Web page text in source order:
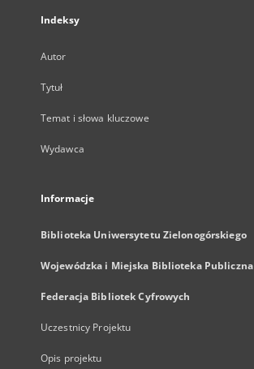
Indeksy
Autor
Tytuł
Temat i słowa kluczowe
Wydawca
Informacje
Biblioteka Uniwersytetu Zielonogórskiego
Wojewódzka i Miejska Biblioteka Publiczna
Federacja Bibliotek Cyfrowych
Uczestnicy Projektu
Opis projektu